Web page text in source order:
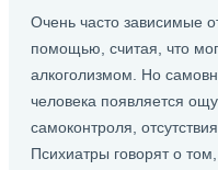
Очень часто зависимые
помощью, считая, что
алкоголизмом. Но
человека появляется
самоконтроля,
Психиатры говорят о